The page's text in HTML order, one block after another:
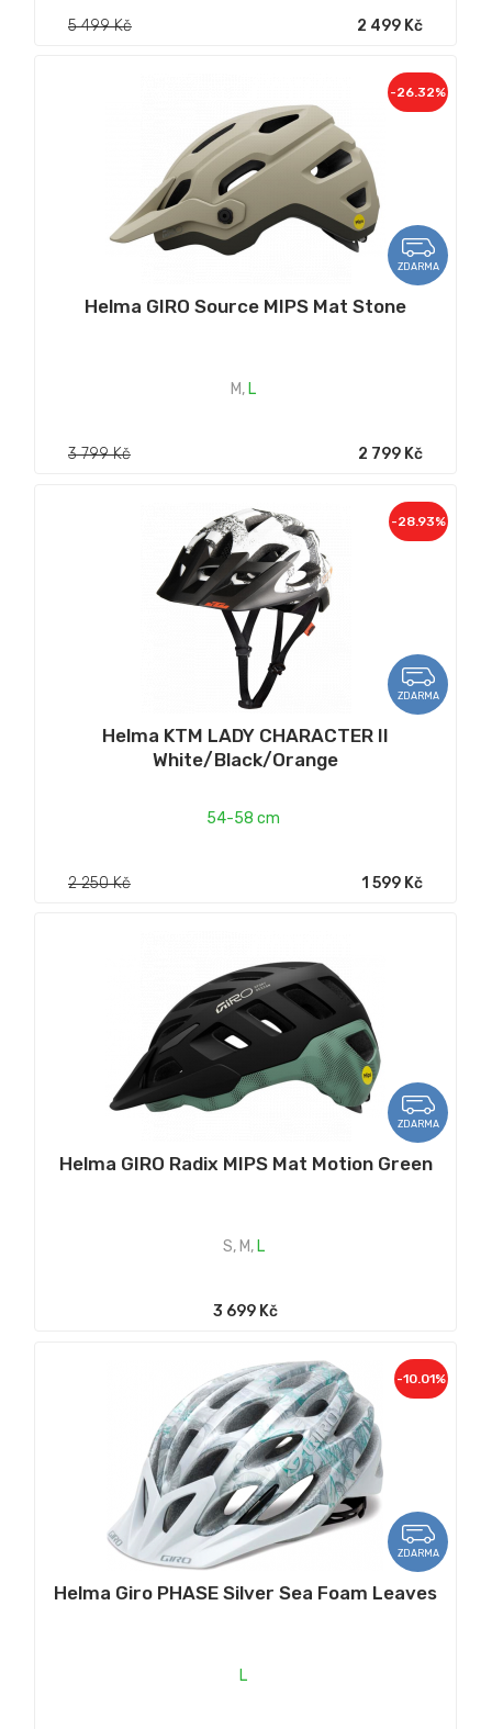
5 499 Kč 2 499 Kč
ZDARMA
-26.32%
Helma GIRO Source MIPS Mat Stone
M, L
3 799 Kč 2 799 Kč
ZDARMA
-28.93%
Helma KTM LADY CHARACTER II
White/Black/Orange
54-58 cm
2 250 Kč 1 599 Kč
ZDARMA
Helma GIRO Radix MIPS Mat Motion Green
S, M, L
3 699 Kč
ZDARMA
-10.01%
Helma Giro PHASE Silver Sea Foam Leaves
L